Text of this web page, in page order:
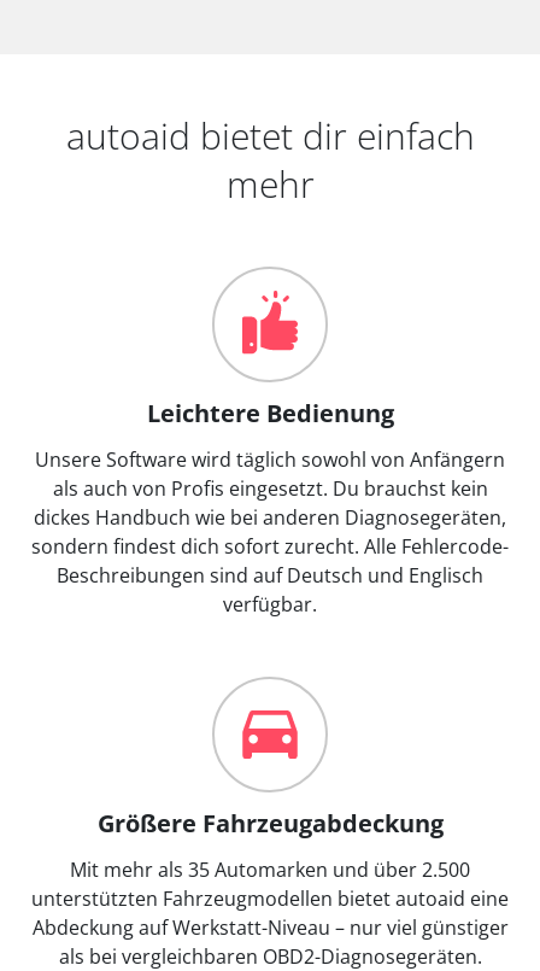
autoaid bietet dir einfach
mehr
Leichtere Bedienung
Unsere Software wird täglich sowohl von Anfängern
als auch von Profis eingesetzt. Du brauchst kein
dickes Handbuch wie bei anderen Diagnosegeräten,
sondern findest dich sofort zurecht. Alle Fehlercode-
Beschreibungen sind auf Deutsch und Englisch
verfügbar.
Größere Fahrzeugabdeckung
Mit mehr als 35 Automarken und über 2.500
unterstützten Fahrzeugmodellen bietet autoaid eine
Abdeckung auf Werkstatt-Niveau – nur viel günstiger
als bei vergleichbaren OBD2-Diagnosegeräten.